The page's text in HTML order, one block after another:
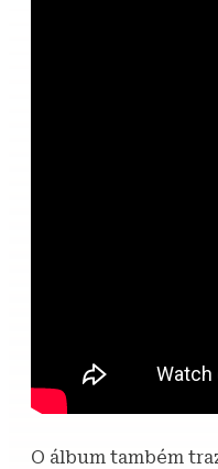
O álbum também